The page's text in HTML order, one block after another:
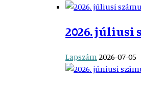
2026. júliusi
Lapszám 2026-07-05